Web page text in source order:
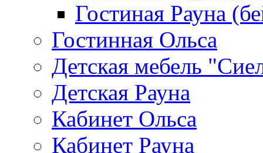
Гостиная Рауна
Гостинная Ольса
Детская мебель
Детская Рауна
Кабинет Ольса
Кабинет Рауна